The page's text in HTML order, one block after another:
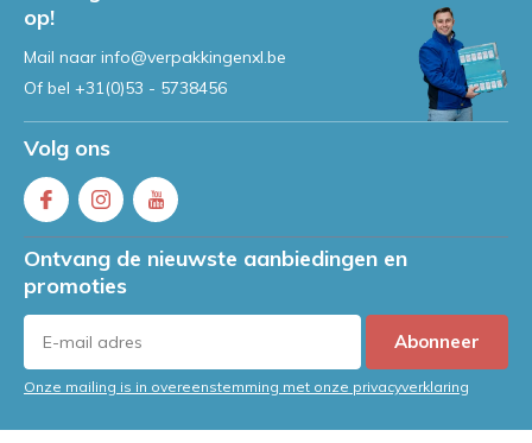
op!
Mail naar info@verpakkingenxl.be
Of bel +31(0)53 - 5738456
Volg ons
Ontvang de nieuwste aanbiedingen en
promoties
Abonneer
Onze mailing is in overeenstemming met onze privacyverklaring